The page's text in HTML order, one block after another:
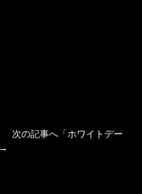
の記事へ「 ホワイトデー